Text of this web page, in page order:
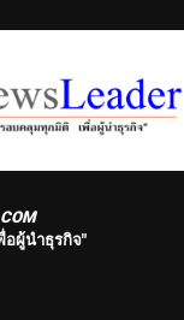
ผู้นำธุรกิจ"